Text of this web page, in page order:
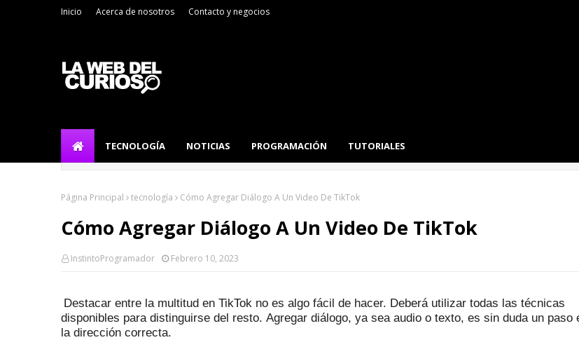
Inicio Acerca de nosotros Contacto y negocios
TECNOLOGÍA NOTICIAS PROGRAMACIÓN TUTORIALES
Página Principal tecnología Cómo Agregar Diálogo A Un Video De TikTok
Cómo Agregar Diálogo A Un Video De TikTok
InstintoProgramador Febrero 10, 2023
Destacar entre la multitud en TikTok no es algo fácil de hacer. Deberá utilizar todas las técnicas
disponibles para distinguirse del resto. Agregar diálogo, ya sea audio o texto, es sin duda un paso
la dirección correcta.